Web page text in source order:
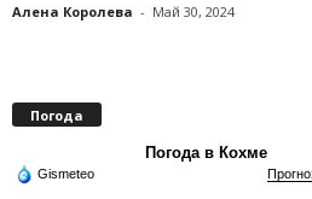
Алена Королева - Май 30, 2024
Погода
Погода в Кохме
Gismeteo